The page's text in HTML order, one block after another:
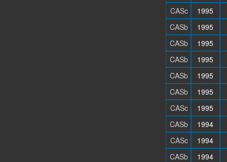
CASc
1995
CASb
1995
CASb
1995
CASb
1995
CASb
1995
CASb
1995
CASc
1995
CASb
1994
CASc
1994
CASb
1994